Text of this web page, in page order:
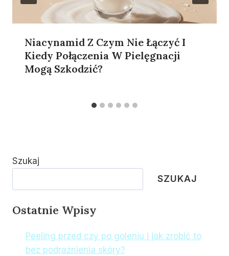
Niacynamid Z Czym Nie Łączyć I
Kiedy Połączenia W Pielęgnacji
Mogą Szkodzić?
Szukaj
SZUKAJ
Ostatnie Wpisy
Peeling przed czy po goleniu i jak zrobić to
bez podrażnienia skóry?